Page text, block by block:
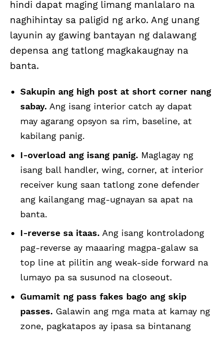
hindi dapat maging limang manlalaro na
naghihintay sa paligid ng arko. Ang unang
layunin ay gawing bantayan ng dalawang
depensa ang tatlong magkakaugnay na
banta.
Sakupin ang high post at short corner nang
sabay. Ang isang interior catch ay dapat
may agarang opsyon sa rim, baseline, at
kabilang panig.
I-overload ang isang panig. Maglagay ng
isang ball handler, wing, corner, at interior
receiver kung saan tatlong zone defender
ang kailangang mag-ugnayan sa apat na
banta.
I-reverse sa itaas. Ang isang kontroladong
pag-reverse ay maaaring magpa-galaw sa
top line at pilitin ang weak-side forward na
lumayo pa sa susunod na closeout.
Gumamit ng pass fakes bago ang skip
passes. Galawin ang mga mata at kamay ng
zone, pagkatapos ay ipasa sa bintanang